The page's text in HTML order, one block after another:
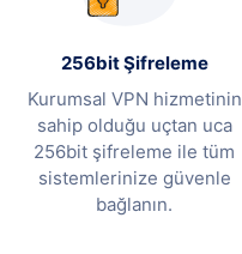
256bit Şifreleme
Kurumsal VPN hizmetinin
sahip olduğu uçtan uca
256bit şifreleme ile tüm
sistemlerinize güvenle
bağlanın.